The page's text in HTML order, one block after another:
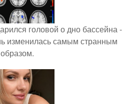
головой о дно бассейна -
изменилась самым странным
образом.